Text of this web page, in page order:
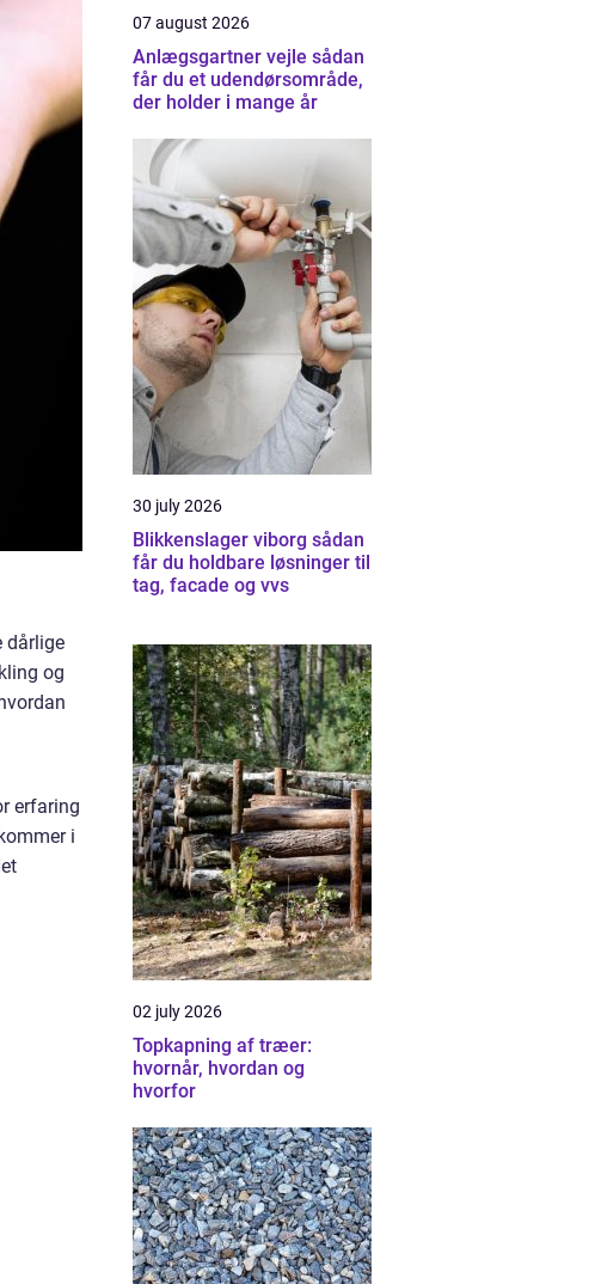
dårlige
og
erfaring
i
07 august 2026
Anlægsgartner vejle sådan
får du et udendørsområde,
der holder i mange år
30 july 2026
Blikkenslager viborg sådan
får du holdbare løsninger til
tag, facade og vvs
02 july 2026
Topkapning af træer:
hvornår, hvordan og
hvorfor